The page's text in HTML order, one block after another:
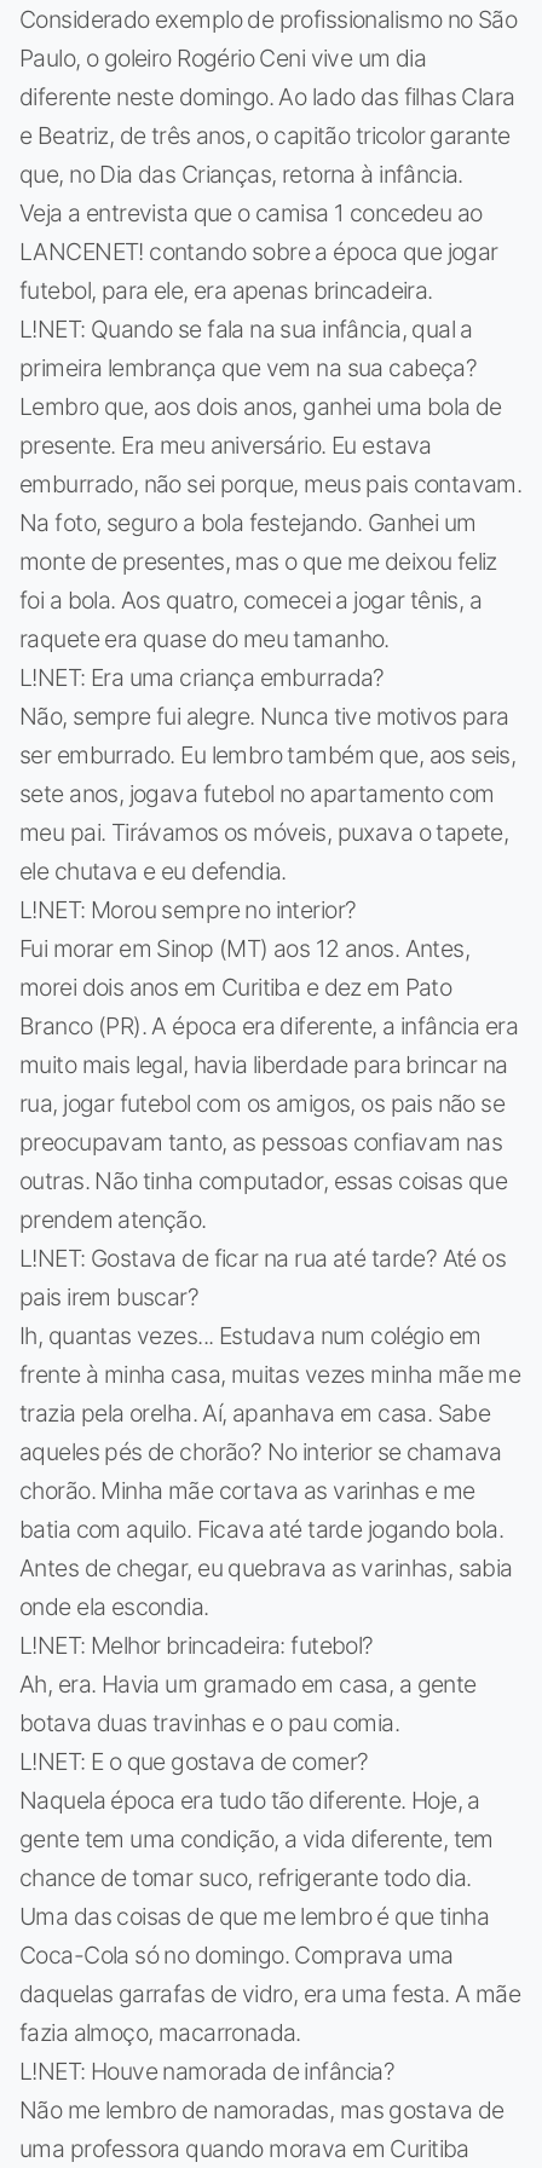
Considerado exemplo de profissionalismo no São
Paulo, o goleiro Rogério Ceni vive um dia
diferente neste domingo. Ao lado das filhas Clara
e Beatriz, de três anos, o capitão tricolor garante
que, no Dia das Crianças, retorna à infância.
Veja a entrevista que o camisa 1 concedeu ao
LANCENET! contando sobre a época que jogar
futebol, para ele, era apenas brincadeira.
L!NET: Quando se fala na sua infância, qual a
primeira lembrança que vem na sua cabeça?
Lembro que, aos dois anos, ganhei uma bola de
presente. Era meu aniversário. Eu estava
emburrado, não sei porque, meus pais contavam.
Na foto, seguro a bola festejando. Ganhei um
monte de presentes, mas o que me deixou feliz
foi a bola. Aos quatro, comecei a jogar tênis, a
raquete era quase do meu tamanho.
L!NET: Era uma criança emburrada?
Não, sempre fui alegre. Nunca tive motivos para
ser emburrado. Eu lembro também que, aos seis,
sete anos, jogava futebol no apartamento com
meu pai. Tirávamos os móveis, puxava o tapete,
ele chutava e eu defendia.
L!NET: Morou sempre no interior?
Fui morar em Sinop (MT) aos 12 anos. Antes,
morei dois anos em Curitiba e dez em Pato
Branco (PR). A época era diferente, a infância era
muito mais legal, havia liberdade para brincar na
rua, jogar futebol com os amigos, os pais não se
preocupavam tanto, as pessoas confiavam nas
outras. Não tinha computador, essas coisas que
prendem atenção.
L!NET: Gostava de ficar na rua até tarde? Até os
pais irem buscar?
Ih, quantas vezes... Estudava num colégio em
frente à minha casa, muitas vezes minha mãe me
trazia pela orelha. Aí, apanhava em casa. Sabe
aqueles pés de chorão? No interior se chamava
chorão. Minha mãe cortava as varinhas e me
batia com aquilo. Ficava até tarde jogando bola.
Antes de chegar, eu quebrava as varinhas, sabia
onde ela escondia.
L!NET: Melhor brincadeira: futebol?
Ah, era. Havia um gramado em casa, a gente
botava duas travinhas e o pau comia.
L!NET: E o que gostava de comer?
Naquela época era tudo tão diferente. Hoje, a
gente tem uma condição, a vida diferente, tem
chance de tomar suco, refrigerante todo dia.
Uma das coisas de que me lembro é que tinha
Coca-Cola só no domingo. Comprava uma
daquelas garrafas de vidro, era uma festa. A mãe
fazia almoço, macarronada.
L!NET: Houve namorada de infância?
Não me lembro de namoradas, mas gostava de
uma professora quando morava em Curitiba